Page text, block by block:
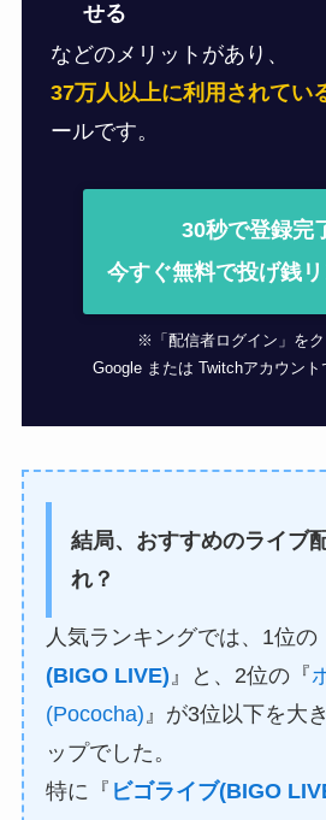
せる
などのメリットがあり、
37万人以上に利用されてい
ールです。
30秒で登録完
今すぐ無料で投げ銭
※「配信者ログイン」をク
Google または Twitchアカウント
結局、おすすめのライブ
れ？
人気ランキングでは、1位の
(BIGO LIVE)』と、2位の『
(Pococha)』が3位以下を大
ップでした。
特に『 ビゴライブ(BIGO